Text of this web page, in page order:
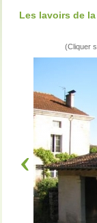
Les lavoirs de
(Cliquer